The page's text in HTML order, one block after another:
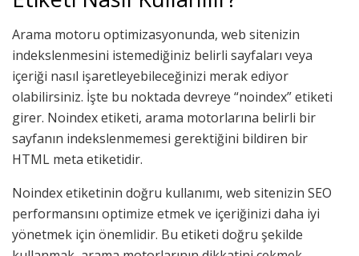
Arama motoru optimizasyonunda, web sitenizin
indekslenmesini istemediğiniz belirli sayfaları veya
içeriği nasıl işaretleyebileceğinizi merak ediyor
olabilirsiniz. İşte bu noktada devreye “noindex” etiketi
girer. Noindex etiketi, arama motorlarına belirli bir
sayfanın indekslenmemesi gerektiğini bildiren bir
HTML meta etiketidir.
Noindex etiketinin doğru kullanımı, web sitenizin SEO
performansını optimize etmek ve içeriğinizi daha iyi
yönetmek için önemlidir. Bu etiketi doğru şekilde